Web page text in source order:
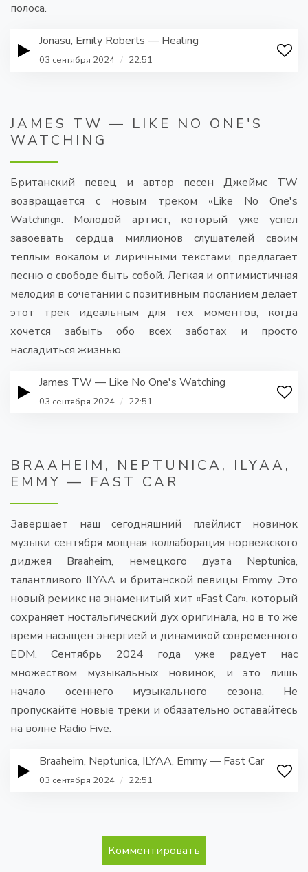
полоса.
Jonasu, Emily Roberts — Healing
03 сентября 2024 / 22:51
JAMES TW — LIKE NO ONE'S
WATCHING
Британский певец и автор песен Джеймс TW
возвращается с новым треком «Like No One's
Watching». Молодой артист, который уже успел
завоевать сердца миллионов слушателей своим
теплым вокалом и лиричными текстами, предлагает
песню о свободе быть собой. Легкая и оптимистичная
мелодия в сочетании с позитивным посланием делает
этот трек идеальным для тех моментов, когда
хочется забыть обо всех заботах и просто
насладиться жизнью.
James TW — Like No One's Watching
03 сентября 2024 / 22:51
BRAAHEIM, NEPTUNICA, ILYAA,
EMMY — FAST CAR
Завершает наш сегодняшний плейлист новинок
музыки сентября мощная коллаборация норвежского
диджея Braaheim, немецкого дуэта Neptunica,
талантливого ILYAA и британской певицы Emmy. Это
новый ремикс на знаменитый хит «Fast Car», который
сохраняет ностальгический дух оригинала, но в то же
время насыщен энергией и динамикой современного
EDM. Сентябрь 2024 года уже радует нас
множеством музыкальных новинок, и это лишь
начало осеннего музыкального сезона. Не
пропускайте новые треки и обязательно оставайтесь
на волне Radio Five.
Braaheim, Neptunica, ILYAA, Emmy — Fast Car
03 сентября 2024 / 22:51
Комментировать